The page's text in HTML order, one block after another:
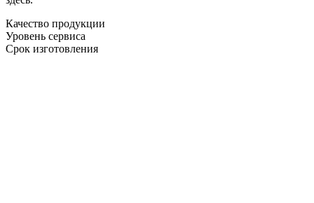
Качество продукции
Уровень сервиса
Срок изготовления